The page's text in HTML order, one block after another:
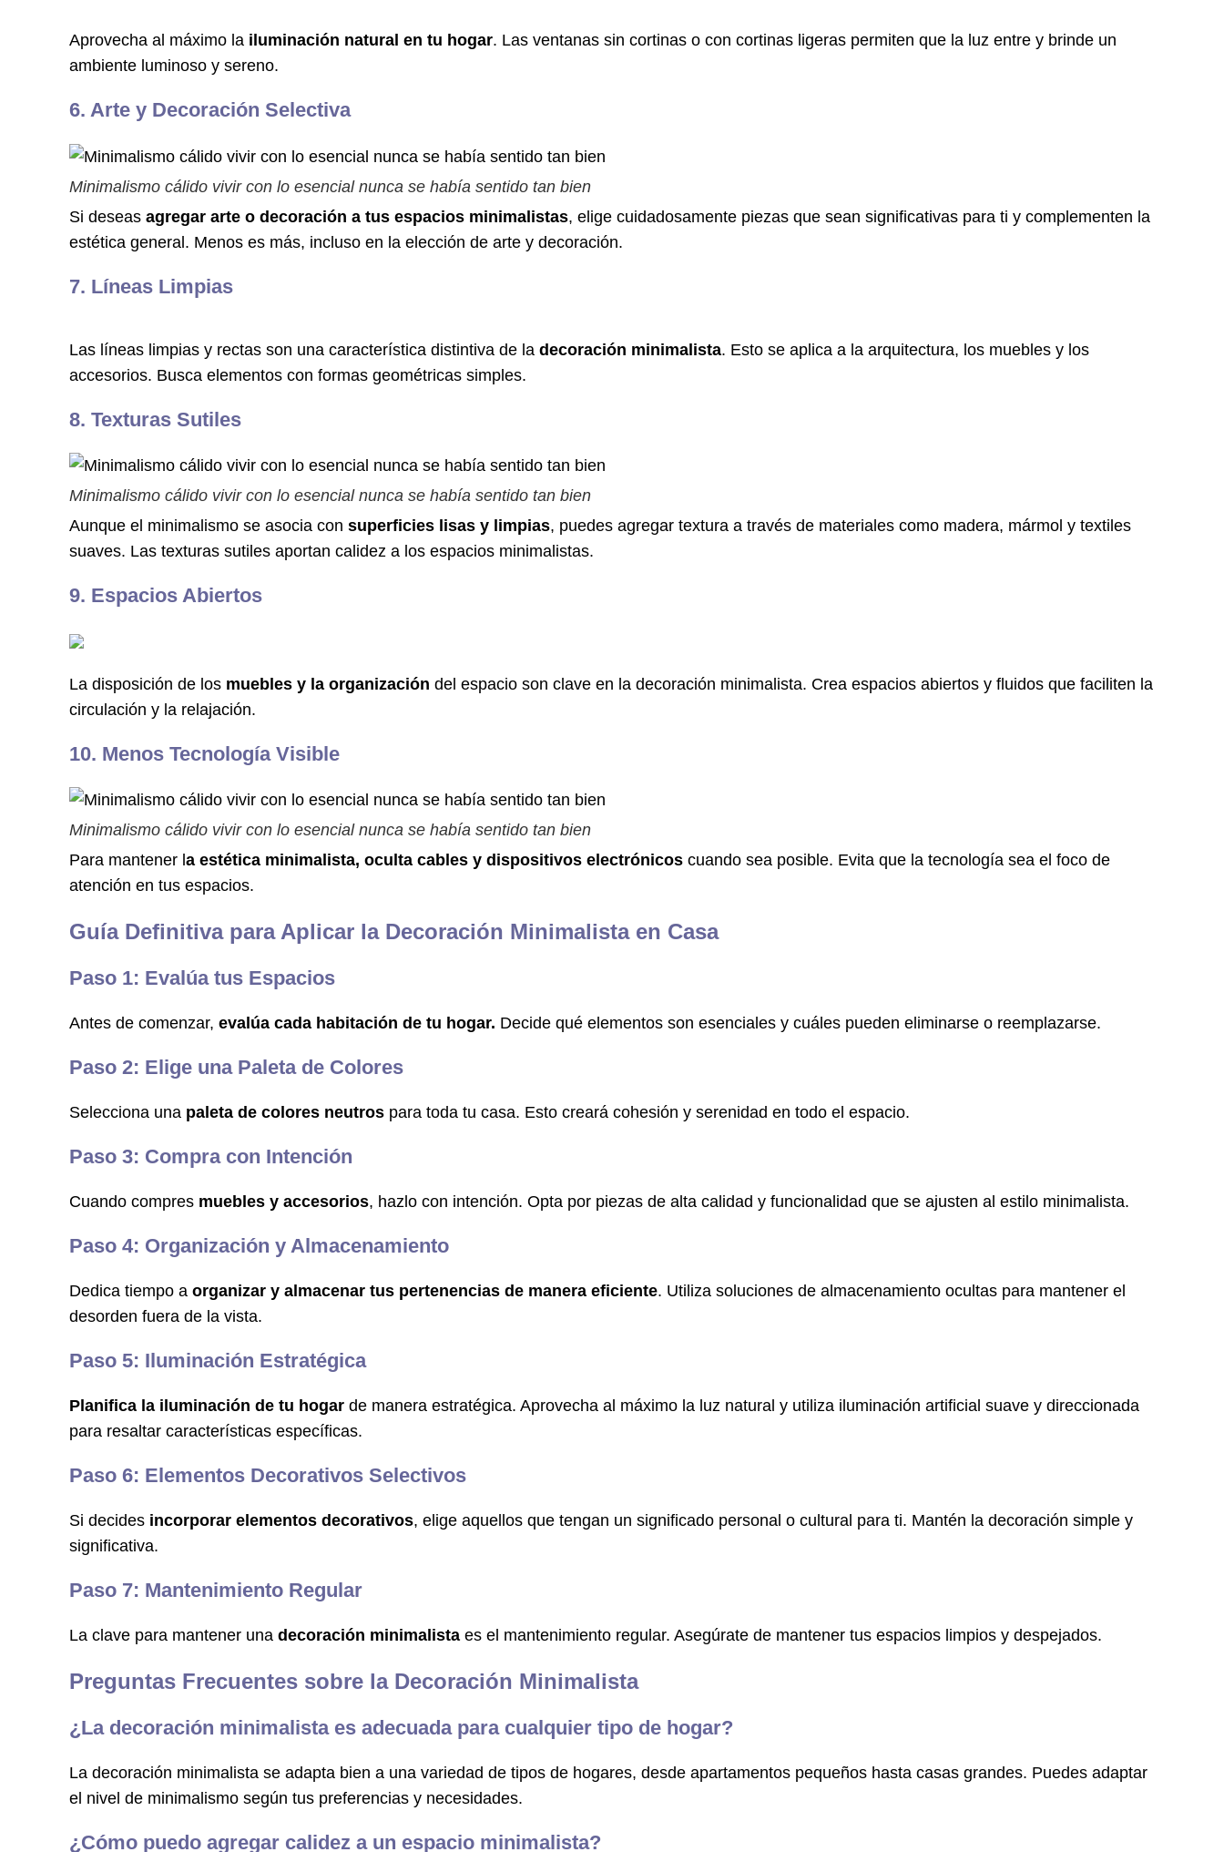
Aprovecha al máximo la iluminación natural en tu hogar. Las ventanas sin cortinas o con cortinas ligeras permiten que la luz entre y brinde un
ambiente luminoso y sereno.
6. Arte y Decoración Selectiva
Minimalismo cálido vivir con lo esencial nunca se había sentido tan bien
Si deseas agregar arte o decoración a tus espacios minimalistas, elige cuidadosamente piezas que sean significativas para ti y complementen la
estética general. Menos es más, incluso en la elección de arte y decoración.
7. Líneas Limpias
Las líneas limpias y rectas son una característica distintiva de la decoración minimalista. Esto se aplica a la arquitectura, los muebles y los
accesorios. Busca elementos con formas geométricas simples.
8. Texturas Sutiles
Minimalismo cálido vivir con lo esencial nunca se había sentido tan bien
Aunque el minimalismo se asocia con superficies lisas y limpias, puedes agregar textura a través de materiales como madera, mármol y textiles
suaves. Las texturas sutiles aportan calidez a los espacios minimalistas.
9. Espacios Abiertos
La disposición de los muebles y la organización del espacio son clave en la decoración minimalista. Crea espacios abiertos y fluidos que faciliten la
circulación y la relajación.
10. Menos Tecnología Visible
Minimalismo cálido vivir con lo esencial nunca se había sentido tan bien
Para mantener l a estética minimalista, oculta cables y dispositivos electrónicos cuando sea posible. Evita que la tecnología sea el foco de
atención en tus espacios.
Guía Definitiva para Aplicar la Decoración Minimalista en Casa
Paso 1: Evalúa tus Espacios
Antes de comenzar, evalúa cada habitación de tu hogar. Decide qué elementos son esenciales y cuáles pueden eliminarse o reemplazarse.
Paso 2: Elige una Paleta de Colores
Selecciona una paleta de colores neutros para toda tu casa. Esto creará cohesión y serenidad en todo el espacio.
Paso 3: Compra con Intención
Cuando compres muebles y accesorios, hazlo con intención. Opta por piezas de alta calidad y funcionalidad que se ajusten al estilo minimalista.
Paso 4: Organización y Almacenamiento
Dedica tiempo a organizar y almacenar tus pertenencias de manera eficiente. Utiliza soluciones de almacenamiento ocultas para mantener el
desorden fuera de la vista.
Paso 5: Iluminación Estratégica
Planifica la iluminación de tu hogar de manera estratégica. Aprovecha al máximo la luz natural y utiliza iluminación artificial suave y direccionada
para resaltar características específicas.
Paso 6: Elementos Decorativos Selectivos
Si decides incorporar elementos decorativos, elige aquellos que tengan un significado personal o cultural para ti. Mantén la decoración simple y
significativa.
Paso 7: Mantenimiento Regular
La clave para mantener una decoración minimalista es el mantenimiento regular. Asegúrate de mantener tus espacios limpios y despejados.
Preguntas Frecuentes sobre la Decoración Minimalista
¿La decoración minimalista es adecuada para cualquier tipo de hogar?
La decoración minimalista se adapta bien a una variedad de tipos de hogares, desde apartamentos pequeños hasta casas grandes. Puedes adaptar
el nivel de minimalismo según tus preferencias y necesidades.
¿Cómo puedo agregar calidez a un espacio minimalista?